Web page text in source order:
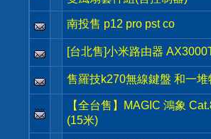
南投售 p12 pro pst co
[台北售]小米路由器
售羅技k270無線鍵盤 和一堆
【全台售】MAGIC 鴻象
(15米)